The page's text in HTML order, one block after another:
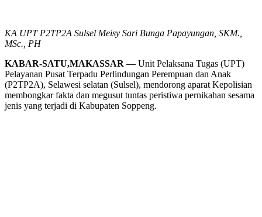
KA UPT P2TP2A Sulsel Meisy Sari Bunga Papayungan, SKM.,
MSc., PH
KABAR-SATU,MAKASSAR —Unit Pelaksana Tugas (UPT)
Pelayanan Pusat Terpadu Perlindungan Perempuan dan Anak
(P2TP2A), Selawesi selatan (Sulsel), mendorong aparat Kepolisian
membongkar fakta dan megusut tuntas peristiwa pernikahan sesama
jenis yang terjadi di Kabupaten Soppeng.